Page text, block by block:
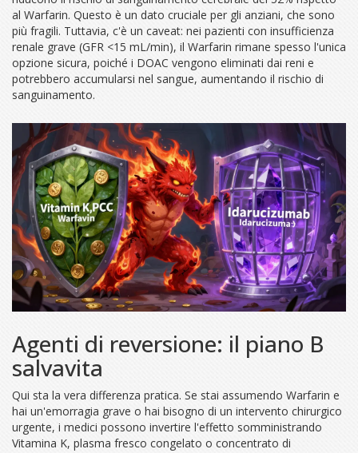
al Warfarin. Questo è un dato cruciale per gli anziani, che sono
più fragili. Tuttavia, c'è un caveat: nei pazienti con insufficienza
renale grave (GFR <15 mL/min), il Warfarin rimane spesso l'unica
opzione sicura, poiché i DOAC vengono eliminati dai reni e
potrebbero accumularsi nel sangue, aumentando il rischio di
sanguinamento.
Agenti di reversione: il piano B
salvavita
Qui sta la vera differenza pratica. Se stai assumendo Warfarin e
hai un'emorragia grave o hai bisogno di un intervento chirurgico
urgente, i medici possono invertire l'effetto somministrando
Vitamina K, plasma fresco congelato o concentrato di